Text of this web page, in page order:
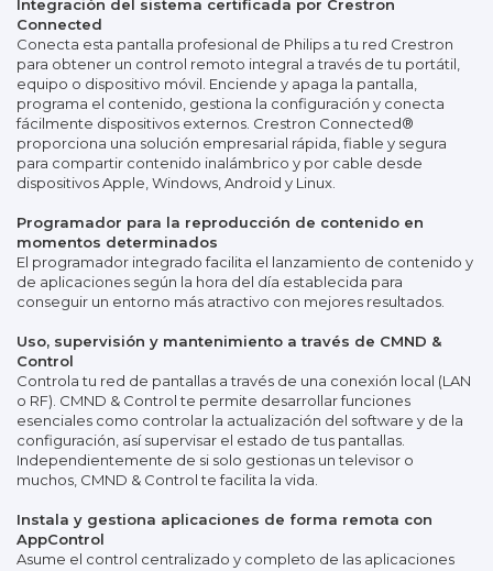
Integración del sistema certificada por Crestron
Connected
Conecta esta pantalla profesional de Philips a tu red Crestron
para obtener un control remoto integral a través de tu portátil,
equipo o dispositivo móvil. Enciende y apaga la pantalla,
programa el contenido, gestiona la configuración y conecta
fácilmente dispositivos externos. Crestron Connected®
proporciona una solución empresarial rápida, fiable y segura
para compartir contenido inalámbrico y por cable desde
dispositivos Apple, Windows, Android y Linux.
Programador para la reproducción de contenido en
momentos determinados
El programador integrado facilita el lanzamiento de contenido y
de aplicaciones según la hora del día establecida para
conseguir un entorno más atractivo con mejores resultados.
Uso, supervisión y mantenimiento a través de CMND &
Control
Controla tu red de pantallas a través de una conexión local (LAN
o RF). CMND & Control te permite desarrollar funciones
esenciales como controlar la actualización del software y de la
configuración, así supervisar el estado de tus pantallas.
Independientemente de si solo gestionas un televisor o
muchos, CMND & Control te facilita la vida.
Instala y gestiona aplicaciones de forma remota con
AppControl
Asume el control centralizado y completo de las aplicaciones